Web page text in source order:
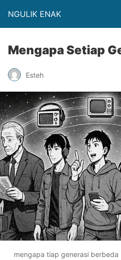
NGULIK ENAK
Mengapa Setiap
Esteh
mengapa tiap generasi berbeda